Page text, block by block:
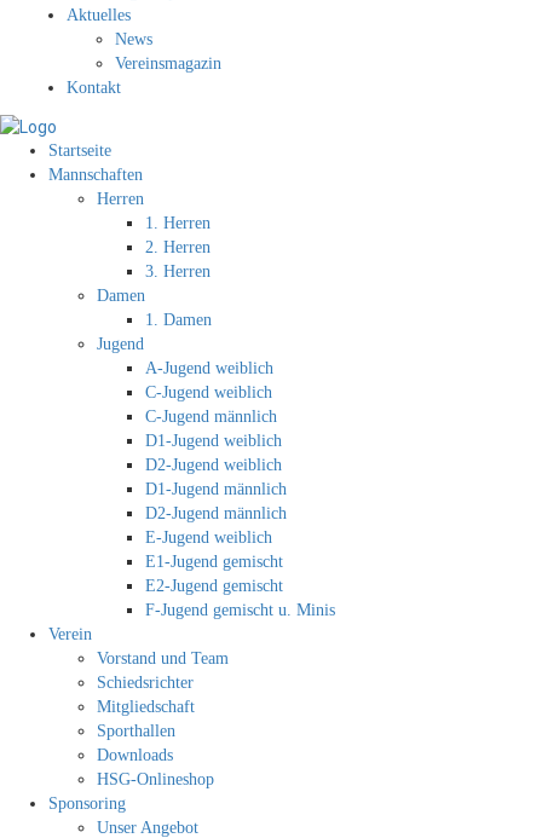
Aktuelles
News
Vereinsmagazin
Kontakt
Startseite
Mannschaften
Herren
1. Herren
2. Herren
3. Herren
Damen
1. Damen
Jugend
A-Jugend weiblich
C-Jugend weiblich
C-Jugend männlich
D1-Jugend weiblich
D2-Jugend weiblich
D1-Jugend männlich
D2-Jugend männlich
E-Jugend weiblich
E1-Jugend gemischt
E2-Jugend gemischt
F-Jugend gemischt u. Minis
Verein
Vorstand und Team
Schiedsrichter
Mitgliedschaft
Sporthallen
Downloads
HSG-Onlineshop
Sponsoring
Unser Angebot